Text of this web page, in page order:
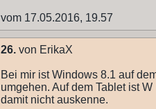
vom 17.05.2016, 19.57
26. von ErikaX
Bei mir ist Windows 8.1 auf
umgehen. Auf dem Tablet ist
damit nicht auskenne.